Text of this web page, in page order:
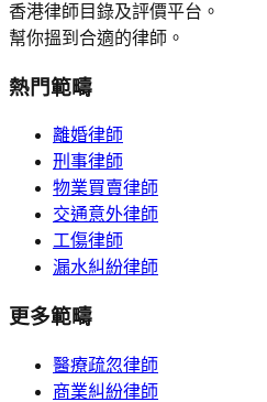
香港律師目錄及評價平台。
幫你搵到合適的律師。
熱門範疇
離婚律師
刑事律師
物業買賣律師
交通意外律師
工傷律師
漏水糾紛律師
更多範疇
醫療疏忽律師
商業糾紛律師